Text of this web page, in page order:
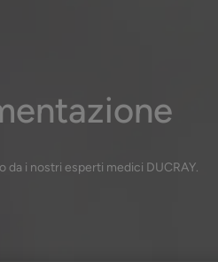
da i nostri esperti medici DUCRAY.